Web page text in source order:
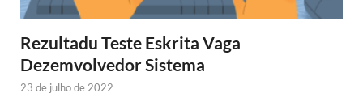
Rezultadu Teste Eskrita Vaga
Dezemvolvedor Sistema
23 de julho de 2022